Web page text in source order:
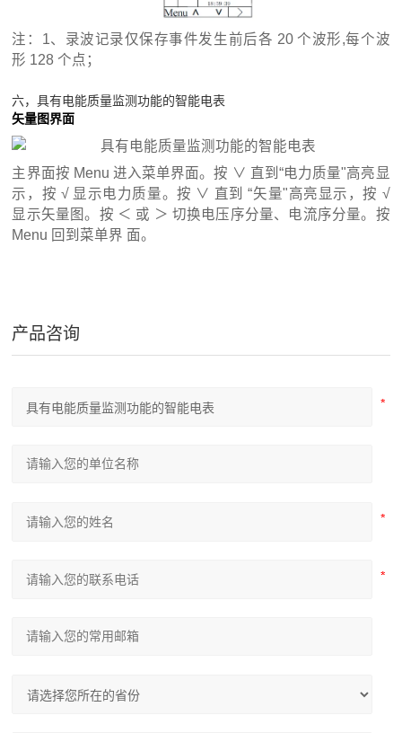
注：1、录波记录仅保存事件发生前后各 20 个波形,每个波
形 128 个点；
六，具有电能质量监测功能的智能电表
矢量图界面
主界面按 Menu 进入菜单界面。按 ∨ 直到“电力质量"高亮显
示，按 √ 显示电力质量。按 ∨ 直到 “矢量"高亮显示，按 √
显示矢量图。按 ＜ 或 ＞ 切换电压序分量、电流序分量。按
Menu 回到菜单界 面。
产品咨询